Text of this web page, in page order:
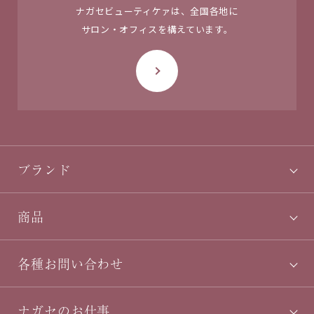
ナガセビューティケァは、 全国各地に
サロン・オフィスを構えています。
ブランド
商品
各種お問い合わせ